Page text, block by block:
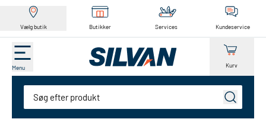
Vælg butik Butikker Services Kundeservice
Menu Kurv
Søg